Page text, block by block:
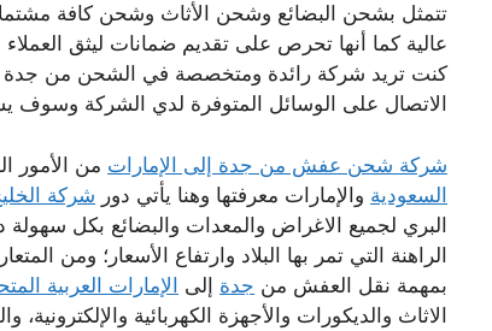
تتمثل بشحن البضائع وشحن الأثاث وشحن كافة
عالية كما أنها تحرص على تقديم ضمانات ليثق
كنت تريد شركة رائدة ومتخصصة في الشحن من جدة
الاتصال على الوسائل المتوفرة لدي الشركة وسوف
شركة شحن عفش من جدة إلى الإمارات من الأمور
السعودية والإمارات معرفتها وهنا يأتي دور شركة
البري لجميع الاغراض والمعدات والبضائع بكل
الراهنة التي تمر بها البلاد وارتفاع الأسعار؛ ومن
بمهمة نقل العفش من جدة إلى الإمارات العربية
الاثاث والديكورات والأجهزة الكهربائية